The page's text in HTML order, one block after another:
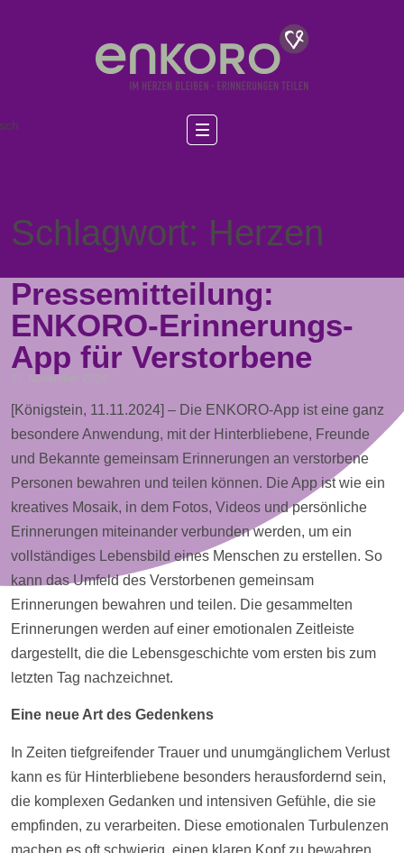
Schlagwort: Herzen
Pressemitteilung:
ENKORO-Erinnerungs-
App für Verstorbene
11. November 2024
[Königstein, 11.11.2024] – Die ENKORO-App ist eine ganz
besondere Anwendung, mit der Hinterbliebene, Freunde
und Bekannte gemeinsam Erinnerungen an verstorbene
Personen bewahren und teilen können. Die App ist wie ein
kreatives Mosaik, in dem Fotos, Videos und persönliche
Erinnerungen miteinander verbunden werden, um ein
vollständiges Lebensbild eines Menschen zu erstellen. So
kann das Umfeld des Verstorbenen gemeinsam
Erinnerungen bewahren und teilen. Die gesammelten
Erinnerungen werden auf einer emotionalen Zeitleiste
dargestellt, die die Lebensgeschichte vom ersten bis zum
letzten Tag nachzeichnet.
Eine neue Art des Gedenkens
In Zeiten tiefgreifender Trauer und unumgänglichem Verlust
kann es für Hinterbliebene besonders herausfordernd sein,
die komplexen Gedanken und intensiven Gefühle, die sie
empfinden, zu verarbeiten. Diese emotionalen Turbulenzen
machen es oft schwierig, einen klaren Kopf zu bewahren